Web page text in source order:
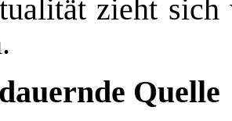
zieht sich
Quelle